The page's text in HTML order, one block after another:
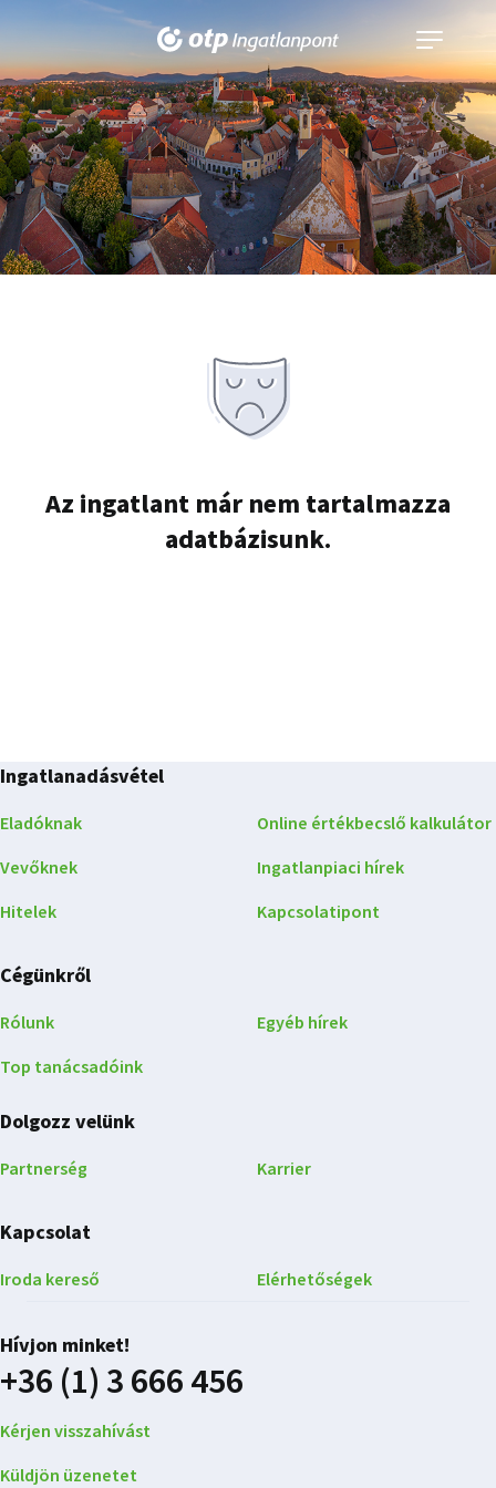
Navigáció
kinyitása
Az ingatlant már nem tartalmazza
adatbázisunk.
Ingatlanadásvétel
Eladóknak
Vevőknek
Hitelek
Online értékbecslő kalkulátor
Ingatlanpiaci hírek
Kapcsolatipont
Cégünkről
Rólunk
Top tanácsadóink
Egyéb hírek
Dolgozz velünk
Partnerség Karrier
Kapcsolat
Iroda kereső Elérhetőségek
Hívjon minket!
+36 (1) 3 666 456
Kérjen visszahívást
Küldjön üzenetet